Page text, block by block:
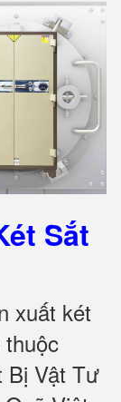
Sắt
xuất két
Bị Vật Tư